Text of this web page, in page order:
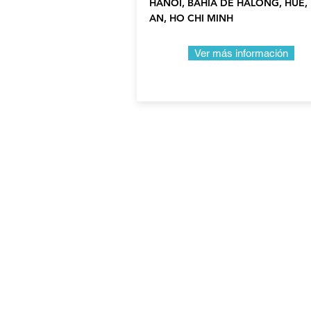
HANOI, BAHÍA DE HALONG, HUE,
AN, HO CHI MINH
Ver más información